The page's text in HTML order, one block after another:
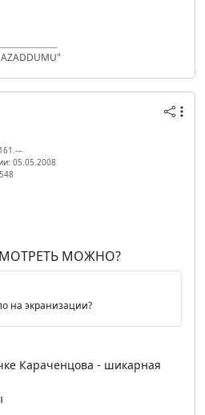
05.05.2008
МОЖНО?
на экранизации?
Караченцова - шикарная